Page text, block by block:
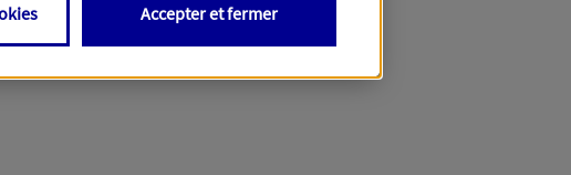
Accepter et fermer